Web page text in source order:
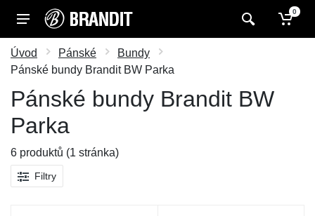
0
Úvod Pánské
Bundy
Pánské bundy Brandit BW Parka
Pánské bundy Brandit BW
Parka
6 produktů (1 stránka)
Filtry